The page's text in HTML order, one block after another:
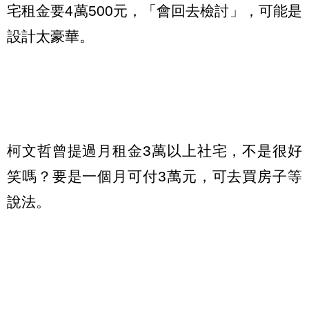
宅租金要4萬500元，「會回去檢討」，可能是
設計太豪華。
柯文哲曾提過月租金3萬以上社宅，不是很好
笑嗎？要是一個月可付3萬元，可去買房子等
說法。